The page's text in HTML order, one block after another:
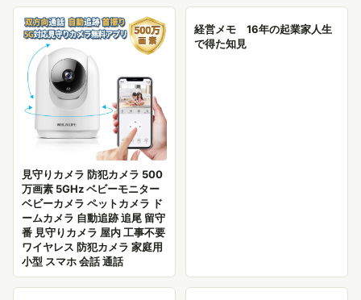
見守りカメラ 防犯カメラ 500
万画素 5GHz ベビーモニター
ベビーカメラ ペットカメラ ド
ームカメラ 自動追跡 追尾 留守
番 見守りカメラ 屋内 工事不要
ワイヤレス 防犯カメラ 家庭用
小型 スマホ 会話 通話
経営メモ 16年の起業家人生
で得た知見